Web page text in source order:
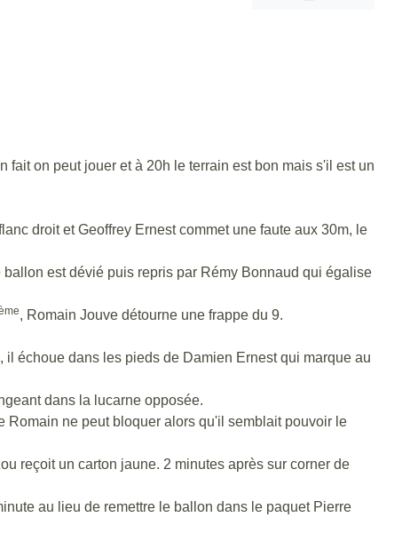
on peut jouer et à 20h le terrain est bon mais s'il est un
droit et Geoffrey Ernest commet une faute aux 30m, le
est dévié puis repris par Rémy Bonnaud qui égalise
, Romain Jouve détourne une frappe du 9.
échoue dans les pieds de Damien Ernest qui marque au
dans la lucarne opposée.
Romain ne peut bloquer alors qu'il semblait pouvoir le
reçoit un carton jaune. 2 minutes après sur corner de
au lieu de remettre le ballon dans le paquet Pierre